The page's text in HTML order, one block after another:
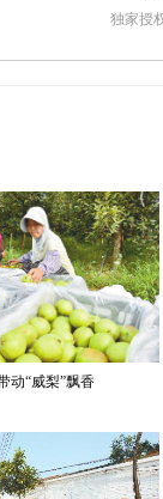
独家授
动“威梨”飘香